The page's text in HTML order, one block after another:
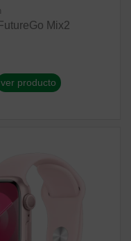
Mix2
ver producto